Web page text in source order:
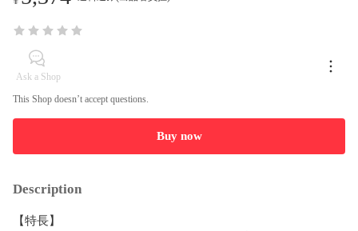
Ask a Shop
This Shop doesn’t accept questions.
Buy now
Description
【特長】